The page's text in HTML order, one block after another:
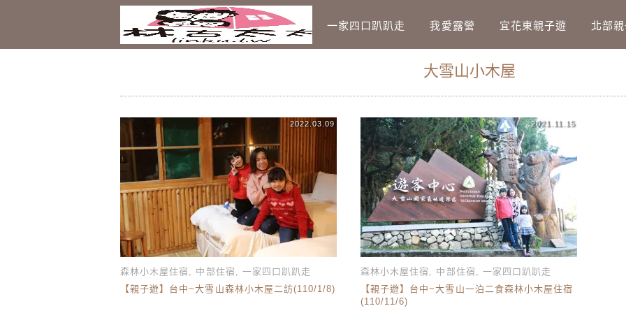
Main Menu
一家四口趴趴走 我愛露營 宜花東親子遊 北部
大雪山小木屋
森林小木屋住宿 , 中部住宿 , 一家四口趴趴走
2022.03.09
【親子遊】台中~大雪山森林小木屋二訪(110/1/8)
森林小木屋住宿 , 中部住宿 , 一家四口趴趴走
2021.11.15
【親子遊】台中~大雪山一泊二食森林小木屋住宿
(110/11/6)